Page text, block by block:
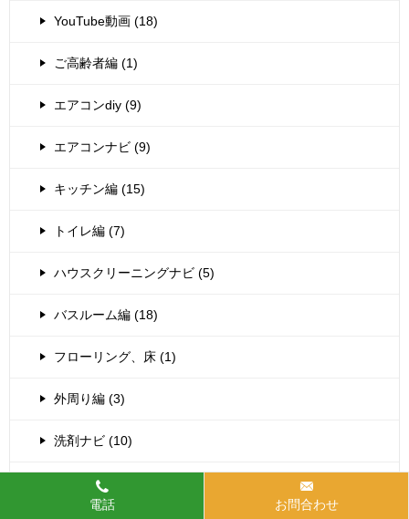
YouTube動画 (18)
ご高齢者編 (1)
エアコンdiy (9)
エアコンナビ (9)
キッチン編 (15)
トイレ編 (7)
ハウスクリーニングナビ (5)
バスルーム編 (18)
フローリング、床 (1)
外周り編 (3)
洗剤ナビ (10)
洗濯物編 (4)
電話 お問合わせ